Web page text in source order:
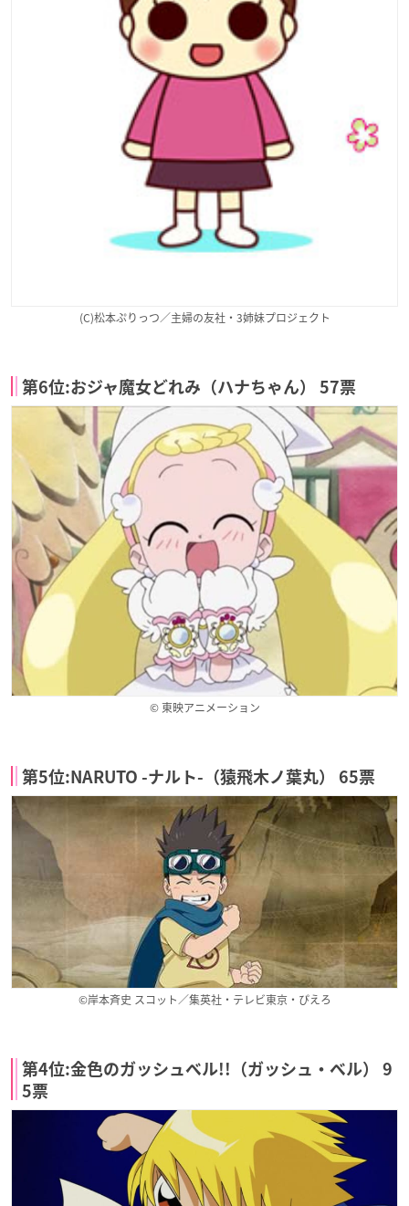
(C)松本ぷりっつ／主婦の友社・3姉妹プロジェクト
第6位:おジャ魔女どれみ（ハナちゃん） 57票
© 東映アニメーション
第5位:NARUTO -ナルト-（猿飛木ノ葉丸） 65票
©岸本斉史 スコット／集英社・テレビ東京・ぴえろ
第4位:金色のガッシュベル!!（ガッシュ・ベル） 9
5票